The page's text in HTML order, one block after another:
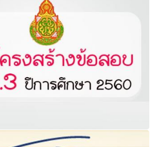
อสอบ NT ปีการศึกษา 2560 การสอบวัด